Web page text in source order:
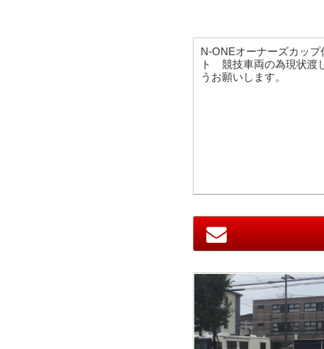
N-ONEオーナーズカッ
ト 競技車両の為現状渡
うお願いします。